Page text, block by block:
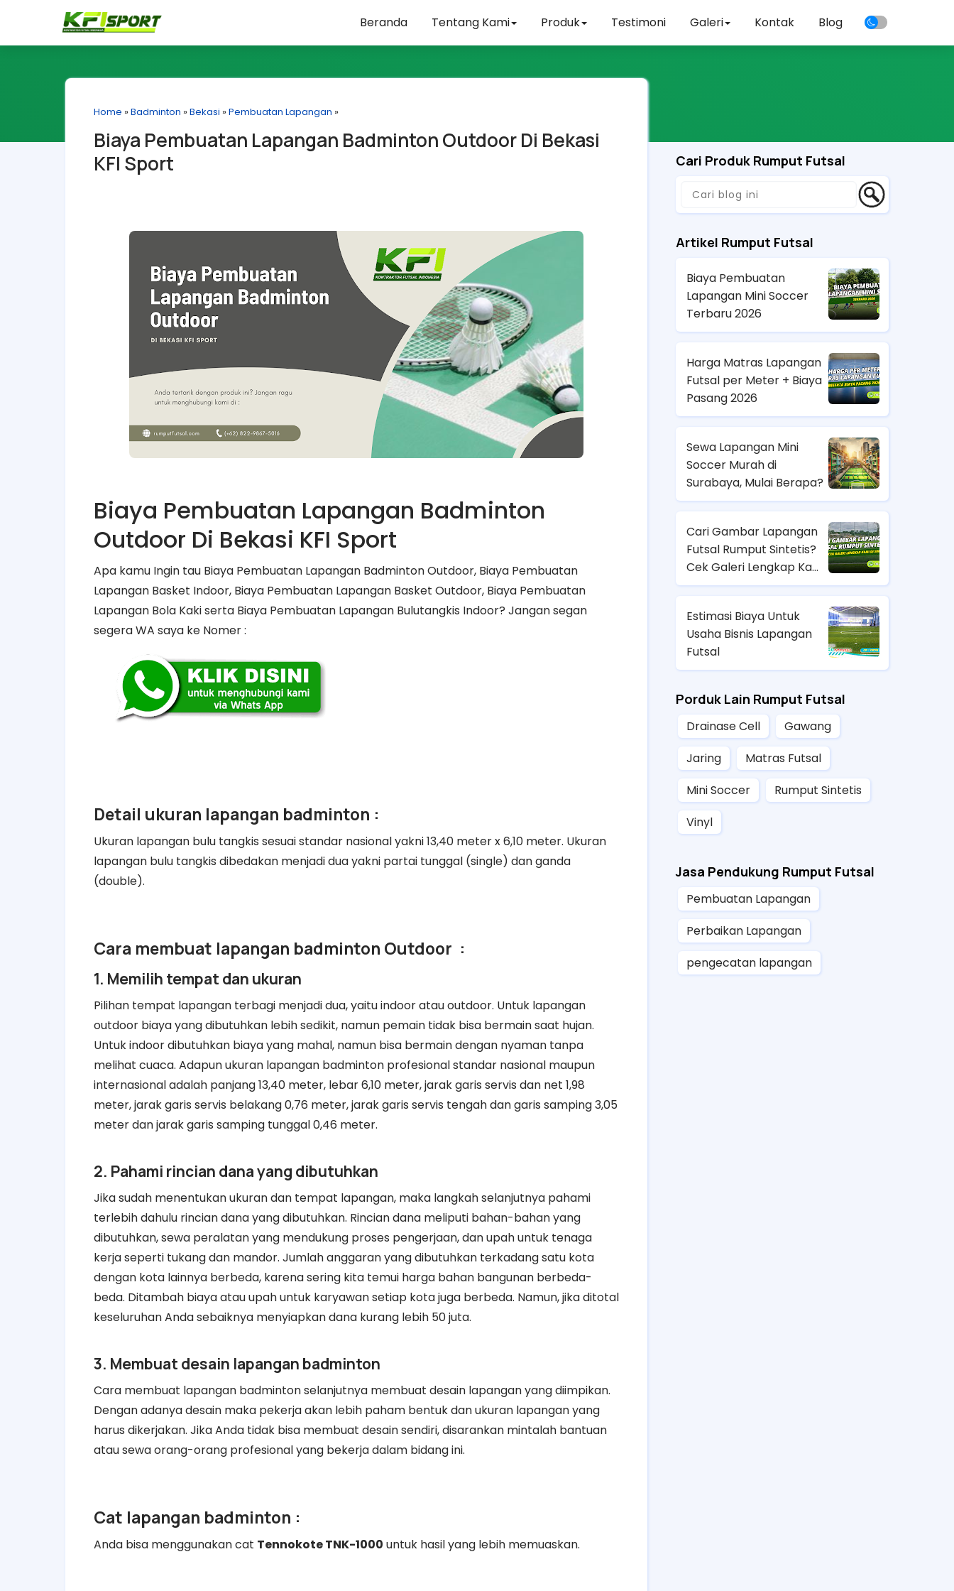
Beranda Tentang Kami Produk Testimoni Galeri Kontak Blog
Home »Badminton »Bekasi »Pembuatan Lapangan »
Biaya Pembuatan Lapangan Badminton Outdoor Di Bekasi
KFI Sport
Biaya Pembuatan Lapangan Badminton
Outdoor Di Bekasi KFI Sport
Apa kamu Ingin tau Biaya Pembuatan Lapangan Badminton Outdoor, Biaya Pembuatan
Lapangan Basket Indoor, Biaya Pembuatan Lapangan Basket Outdoor, Biaya Pembuatan
Lapangan Bola Kaki serta Biaya Pembuatan Lapangan Bulutangkis Indoor? Jangan segan
segera WA saya ke Nomer :
Detail ukuran lapangan badminton :
Ukuran lapangan bulu tangkis sesuai standar nasional yakni 13,40 meter x 6,10 meter. Ukuran
lapangan bulu tangkis dibedakan menjadi dua yakni partai tunggal (single) dan ganda
(double).
Cara membuat lapangan badminton Outdoor :
1. Memilih tempat dan ukuran
Pilihan tempat lapangan terbagi menjadi dua, yaitu indoor atau outdoor. Untuk lapangan
outdoor biaya yang dibutuhkan lebih sedikit, namun pemain tidak bisa bermain saat hujan.
Untuk indoor dibutuhkan biaya yang mahal, namun bisa bermain dengan nyaman tanpa
melihat cuaca. Adapun ukuran lapangan badminton profesional standar nasional maupun
internasional adalah panjang 13,40 meter, lebar 6,10 meter, jarak garis servis dan net 1,98
meter, jarak garis servis belakang 0,76 meter, jarak garis servis tengah dan garis samping 3,05
meter dan jarak garis samping tunggal 0,46 meter.
2. Pahami rincian dana yang dibutuhkan
Jika sudah menentukan ukuran dan tempat lapangan, maka langkah selanjutnya pahami
terlebih dahulu rincian dana yang dibutuhkan. Rincian dana meliputi bahan-bahan yang
dibutuhkan, sewa peralatan yang mendukung proses pengerjaan, dan upah untuk tenaga
kerja seperti tukang dan mandor. Jumlah anggaran yang dibutuhkan terkadang satu kota
dengan kota lainnya berbeda, karena sering kita temui harga bahan bangunan berbeda-
beda. Ditambah biaya atau upah untuk karyawan setiap kota juga berbeda. Namun, jika ditotal
keseluruhan Anda sebaiknya menyiapkan dana kurang lebih 50 juta.
3. Membuat desain lapangan badminton
Cara membuat lapangan badminton selanjutnya membuat desain lapangan yang diimpikan.
Dengan adanya desain maka pekerja akan lebih paham bentuk dan ukuran lapangan yang
harus dikerjakan. Jika Anda tidak bisa membuat desain sendiri, disarankan mintalah bantuan
atau sewa orang-orang profesional yang bekerja dalam bidang ini.
Cat lapangan badminton :
Anda bisa menggunakan cat Tennokote TNK-1000 untuk hasil yang lebih memuaskan.
Cari Produk Rumput Futsal
Artikel Rumput Futsal
Biaya Pembuatan
Lapangan Mini Soccer
Terbaru 2026
Harga Matras Lapangan
Futsal per Meter + Biaya
Pasang 2026
Sewa Lapangan Mini
Soccer Murah di
Surabaya, Mulai Berapa?
Cari Gambar Lapangan
Futsal Rumput Sintetis?
Cek Galeri Lengkap Kami
di Sini
Estimasi Biaya Untuk
Usaha Bisnis Lapangan
Futsal
Porduk Lain Rumput Futsal
Drainase Cell
Gawang
Jaring
Matras Futsal
Mini Soccer
Rumput Sintetis
Vinyl
Jasa Pendukung Rumput Futsal
Pembuatan Lapangan
Perbaikan Lapangan
pengecatan lapangan